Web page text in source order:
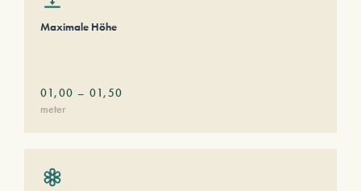
Maximale Höhe
01,00 – 01,50
meter